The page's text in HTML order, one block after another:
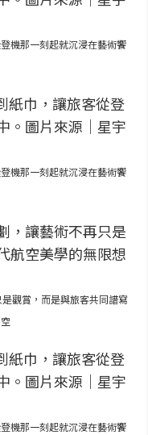
機那一刻起就沉浸在藝術饗
機那一刻起就沉浸在藝術饗
是觀賞，而是與旅客共同譜寫
機那一刻起就沉浸在藝術饗